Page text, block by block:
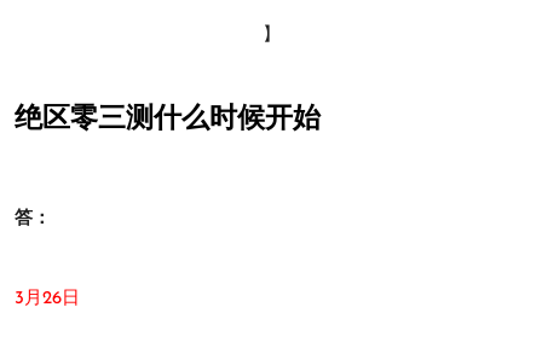
】
绝区零三测什么时候开始
答：
3月26日